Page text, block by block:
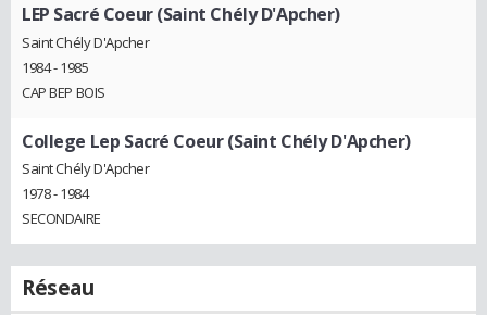
LEP Sacré Coeur (Saint Chély D'Apcher)
Saint Chély D'Apcher
1984 - 1985
CAP BEP BOIS
College Lep Sacré Coeur (Saint Chély D'Apcher)
Saint Chély D'Apcher
1978 - 1984
SECONDAIRE
Réseau